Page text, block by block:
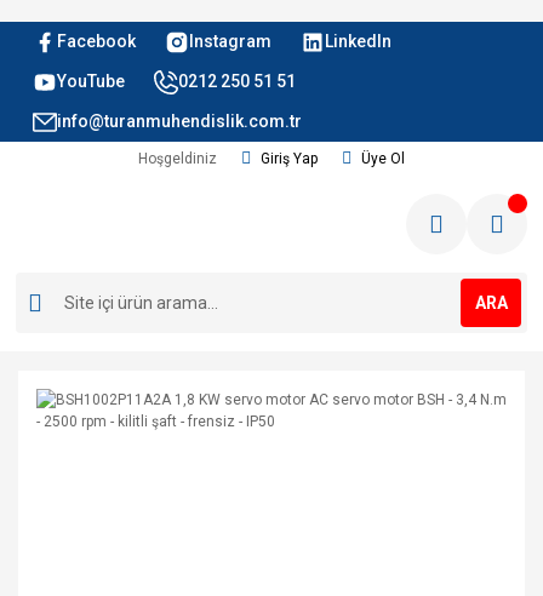
Facebook Instagram LinkedIn
YouTube 0212 250 51 51
info@turanmuhendislik.com.tr
Hoşgeldiniz Giriş Yap Üye Ol
ARA